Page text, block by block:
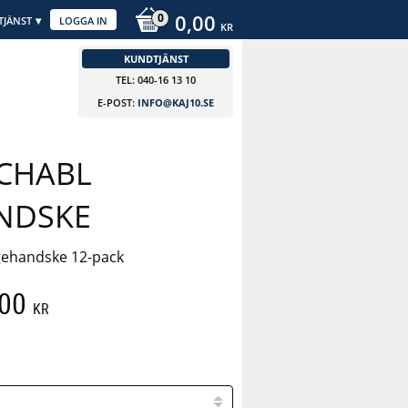
0,00 KR
LOGGA IN
KUNDTJÄNST
TEL: 040-16 13 10
E-POST: INFO@KAJ10.SE
12-pack
pris:
KR